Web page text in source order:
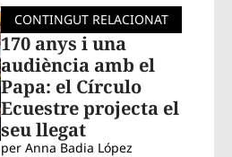
CONTINGUT RELACIONAT
170 anys i una
audiència amb el
Papa: el Círculo
Ecuestre projecta el
seu llegat
per Anna Badia López